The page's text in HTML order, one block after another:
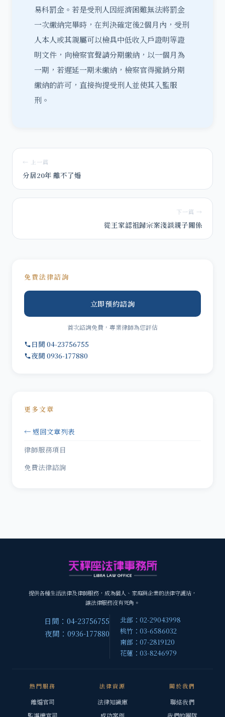
易科罰金。若是受刑人因經濟困難無法將罰金
一次繳納完畢時，在判決確定後2個月內，受刑
人本人或其親屬可以檢具中低收入戶證明等證
明文件，向檢察官聲請分期繳納，以一個月為
一期，若遲延一期未繳納，檢察官得撤銷分期
繳納的許可，直接拘提受刑人並使其入監服
刑。
← 上一篇
分居20年 離不了婚
下一篇 →
從王家認祖歸宗案淺談親子關係
免費法律諮詢
立即預約諮詢
首次諮詢免費，專業律師為您評估
日間 04-23756755
夜間 0936-177880
更多文章
← 返回文章列表
律師服務項目
免費法律諮詢
提供各種生活法律及律師服務，成為個人、家庭與企業的法律守護站，
讓法律服務沒有死角。
日間：04-23756755
夜間：0936-177880
北部：02-29043998
桃竹：03-6586032
南部：07-2819120
花蓮：03-8246979
熱門服務
離婚官司
監護權官司
法律資源
法律知識庫
成功案例
關於我們
聯絡我們
我們的團隊